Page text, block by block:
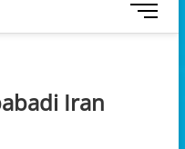
M
e
Iran